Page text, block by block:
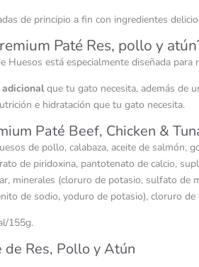
de principio a fin con ingredientes
Paté Res, pollo y
está especialmente diseñada
que tu gato necesita, además de
e hidratación que tu gato necesita.
Paté Beef, Chicken &
de pollo, calabaza, aceite de
de piridoxina, pantotenato de calcio,
minerales (cloruro de potasio, sulfato
de sodio, yoduro de potasio), cloruro de
155g.
Res, Pollo y Atún